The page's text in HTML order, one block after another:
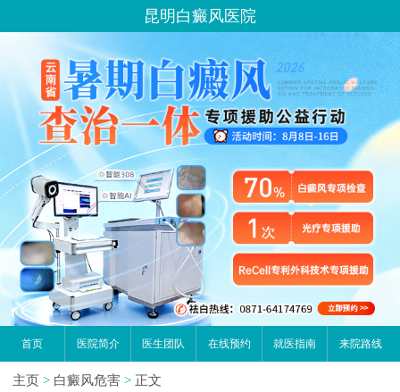
昆明白癜风医院
首页 医院简介 医生团队 在线预约 就医指南 来院路线
主页 > 白癜风危害 > 正文